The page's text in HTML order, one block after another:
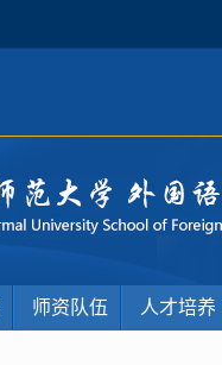
师资队伍 人才培养